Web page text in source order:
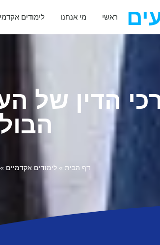
ראשי מי אנחנו לימודים
הדין של
דף הבית » לימודים אקדמיים »